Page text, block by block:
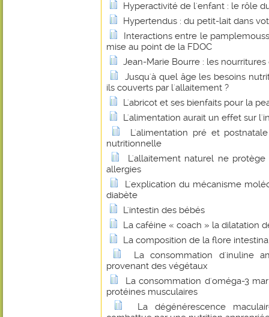
Hyperactivité de l'enfant : le rôle
Hypertendus : du petit-lait dans
Interactions entre le
mise au point de la FDOC
Jean-Marie Bourre : les
Jusqu'à quel âge les besoins
ils couverts par l'allaitement ?
L'abricot et ses bienfaits pour la
L'alimentation aurait un effet sur
L'alimentation pré et
nutritionnelle
L'allaitement naturel ne
allergies
L'explication du mécanisme
diabète
L'intestin des bébés
La caféine « coach » la dilatation
La composition de la flore
La consommation d'inuline
provenant des végétaux
La consommation d'oméga-3
protéines musculaires
La dégénérescence